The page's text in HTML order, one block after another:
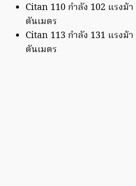
Citan 110 กำลัง 102 แรงม้
ตันเมตร
Citan 113 กำลัง 131 แรงม้
ตันเมตร